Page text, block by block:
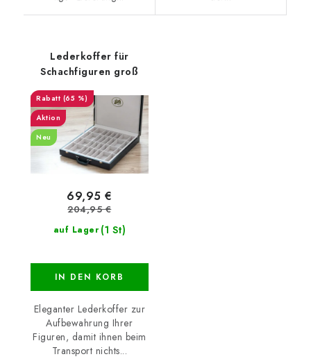
Lederkoffer für
Schachfiguren groß
(65 %)
Aktion
Neu
auf Lager (1 St)
69,95 €
204,95 €
IN DEN KORB
Eleganter Lederkoffer zur
Aufbewahrung Ihrer
Figuren, damit ihnen beim
Transport nichts...